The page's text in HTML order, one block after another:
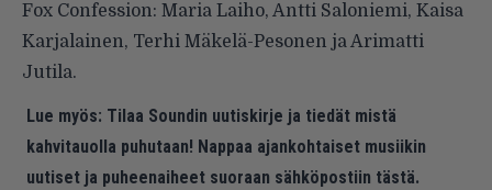
Fox Confession: Maria Laiho, Antti Saloniemi, Kaisa
Karjalainen, Terhi Mäkelä-Pesonen ja Arimatti
Jutila.
Lue myös: Tilaa Soundin uutiskirje ja tiedät mistä
kahvitauolla puhutaan! Nappaa ajankohtaiset musiikin
uutiset ja puheenaiheet suoraan sähköpostiin tästä.